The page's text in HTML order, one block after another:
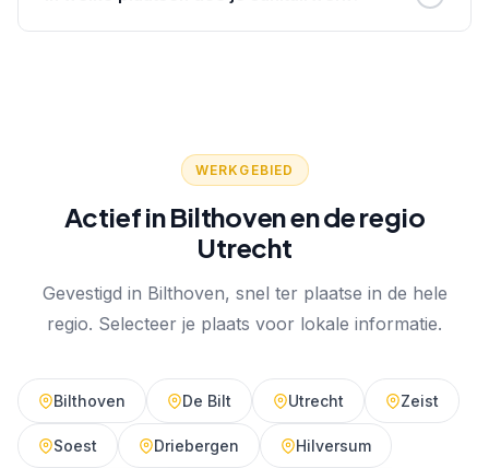
regels aan water, gas en verwarming in je woning.
WERKGEBIED
Actief in Bilthoven en de regio
Utrecht
Gevestigd in Bilthoven, snel ter plaatse in de hele
regio. Selecteer je plaats voor lokale informatie.
Bilthoven De Bilt Utrecht Zeist
Soest Driebergen Hilversum